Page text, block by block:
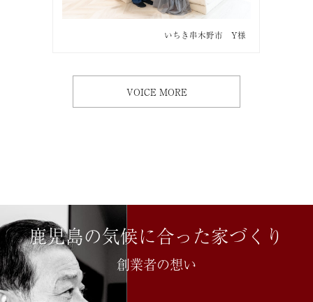
いちき串木野市 Y様
VOICE MORE
鹿児島の気候に合った家づくり
創業者の想い